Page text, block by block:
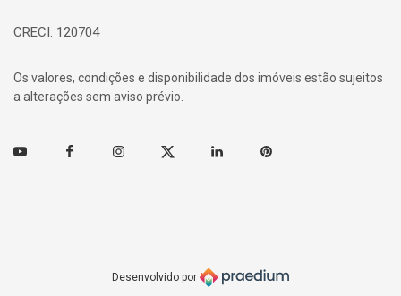
CRECI: 120704
Os valores, condições e disponibilidade dos imóveis estão sujeitos
a alterações sem aviso prévio.
Youtube FacebookInstagramTwitter Linkedin Pinterest
Desenvolvido por